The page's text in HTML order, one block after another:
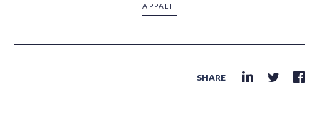
APPALTI
SHARE